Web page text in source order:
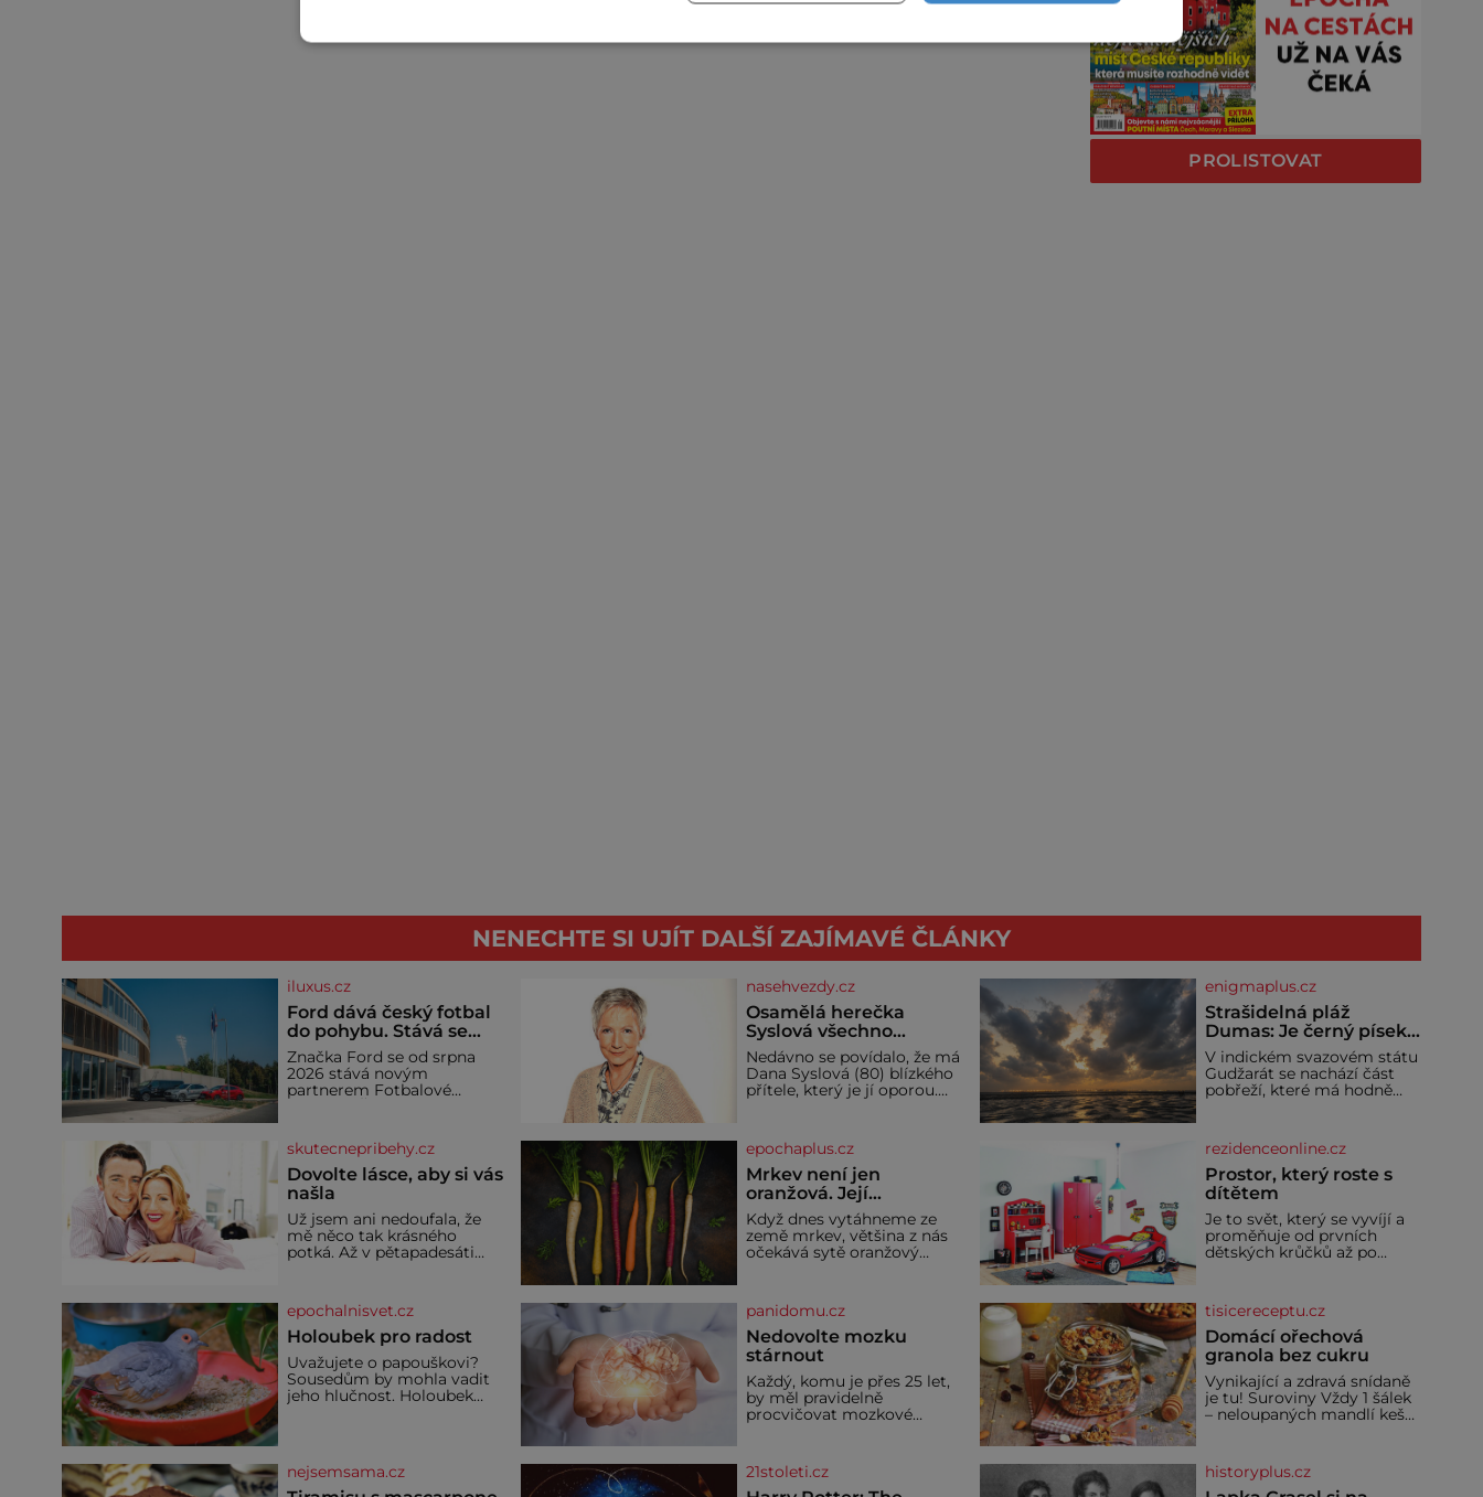
PROLISTOVAT
NENECHTE SI UJÍT DALŠÍ ZAJÍMAVÉ ČLÁNKY
iluxus.cz
Ford dává český fotbal
do pohybu. Stává se
novým partnerem
FAČR
Značka Ford se od srpna
2026 stává novým
partnerem Fotbalové
zajistí mobilitu asociace,
reprezentačních týmů i
českého fotbalu v
regionech. Partner
nasehvezdy.cz
Osamělá herečka
Syslová všechno
vzdala?
Nedávno se povídalo, že má
Dana Syslová (80) blízkého
přítele, který je jí oporou.
čím dál častěji mluví o
svém odchodu. Dohnala ji
snad samota? Půs
enigmaplus.cz
Strašidelná pláž
Dumas: Je černý písek
podhoubím, ze kterého
roste zlo?
V indickém svazovém státu
Gudžarát se nachází část
pobřeží, které má hodně
této pláže. Proč má pláž
takové netypické zbarvení?
Nakolik jsou pravd
skutecnepribehy.cz
Dovolte lásce, aby si vás
našla
Už jsem ani nedoufala, že
mě něco tak krásného
potká. Až v pětapadesáti
vdávala, když mi bylo
dvacet. Oba jsme byli mladí
a byl to tak říkajíc sňatek z
rozumu. Rodiče nás dali
dohromady, Toník byl dobře
zaopatřený mladý muž.
Manželství nám oběma
epochaplus.cz
Mrkev není jen
oranžová. Její
neuvěřitelný příběh
začíná fialovou barvou
Když dnes vytáhneme ze
země mrkev, většina z nás
očekává sytě oranžový
možné, jen ne oranžová. Je
fialová, žlutá, bílá, někdy
dokonce téměř černá. Až
díky stovkám let pečlivého
šlechtění se z ní stává
zelenina, bez které si českou
zahradu ani nedokážeme
představit. Její příběh je
rezidenceonline.cz
Prostor, který roste s
dítětem
Je to svět, který se vyvíjí a
proměňuje od prvních
dětských krůčků až po
bezpečí, kreativitu,
soustředění i odpočinek a
reaguje na každou etapu
života a specifické potřeby
dítěte. Pro nejmenší je
klíčová jednoduchost,
měkkost a bezpečí, proto
by pokoj miminka měl
epochalnisvet.cz
Holoubek pro radost
Uvažujete o papouškovi?
Sousedům by mohla vadit
jeho hlučnost. Holoubek
se i pro chovatele
začátečníky. Jedná se o
panidomu.cz
Nedovolte mozku
stárnout
Každý, komu je přes 25 let,
by měl pravidelně
procvičovat mozkové
paměť. Možná máte
problém vzpomenout si na
tisicereceptu.cz
Domácí ořechová
granola bez cukru
Vynikající a zdravá snídaně
je tu! Suroviny Vždy 1 šálek
– neloupaných mandlí kešu
semínek dýně rozinek 3
šálky ovesných vloček 1
nejsemsama.cz 21stoleti.cz historyplus.cz